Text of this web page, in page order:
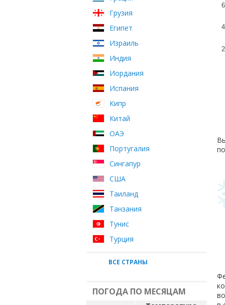
Грузия
Египет
Израиль
Индия
Иордания
Испания
Кипр
Китай
ОАЭ
Португалия
Сингапур
США
Таиланд
Танзания
Тунис
Турция
ВСЕ СТРАНЫ
ПОГОДА ПО МЕСЯЦАМ